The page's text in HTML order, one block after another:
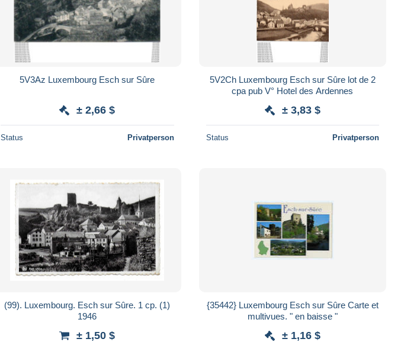
5V3Az Luxembourg Esch sur Sûre
± 2,66 $
Status Privatperson
5V2Ch Luxembourg Esch sur Sûre lot de 2
cpa pub V° Hotel des Ardennes
± 3,83 $
Status Privatperson
(99). Luxembourg. Esch sur Sûre. 1 cp. (1)
1946
± 1,50 $
{35442} Luxembourg Esch sur Sûre Carte et
multivues. " en baisse "
± 1,16 $